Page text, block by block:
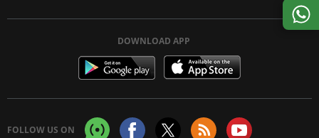
DOWNLOAD APP
FOLLOW US ON